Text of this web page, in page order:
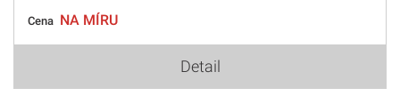
Cena NA MÍRU
Detail